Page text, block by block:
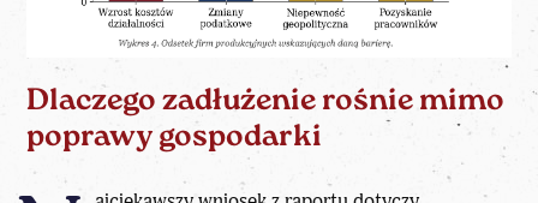
Dlaczego zadłużenie rośnie mimo
poprawy gospodarki